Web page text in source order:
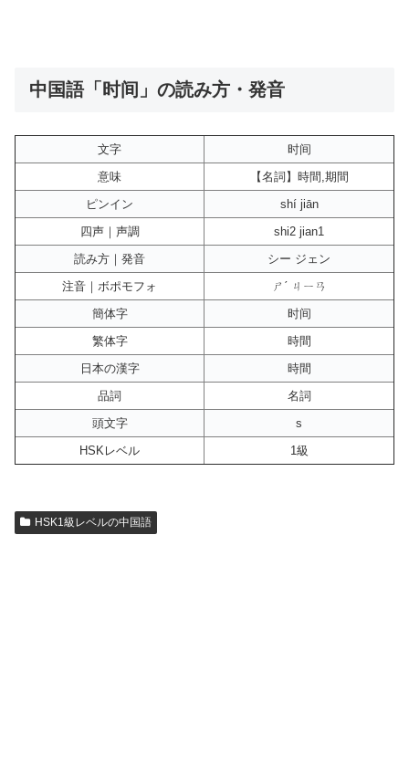
中国語「时间」の読み方・発音
文字
时间
意味
【名詞】時間,期間
ピンイン
shí jiān
四声｜声調
shi2 jian1
読み方｜発音
シー ジェン
注音｜ボポモフォ
ㄕˊ ㄐㄧㄢ
簡体字
时间
繁体字
時間
日本の漢字
時間
品詞
名詞
頭文字
s
HSKレベル
1級
HSK1級レベルの中国語